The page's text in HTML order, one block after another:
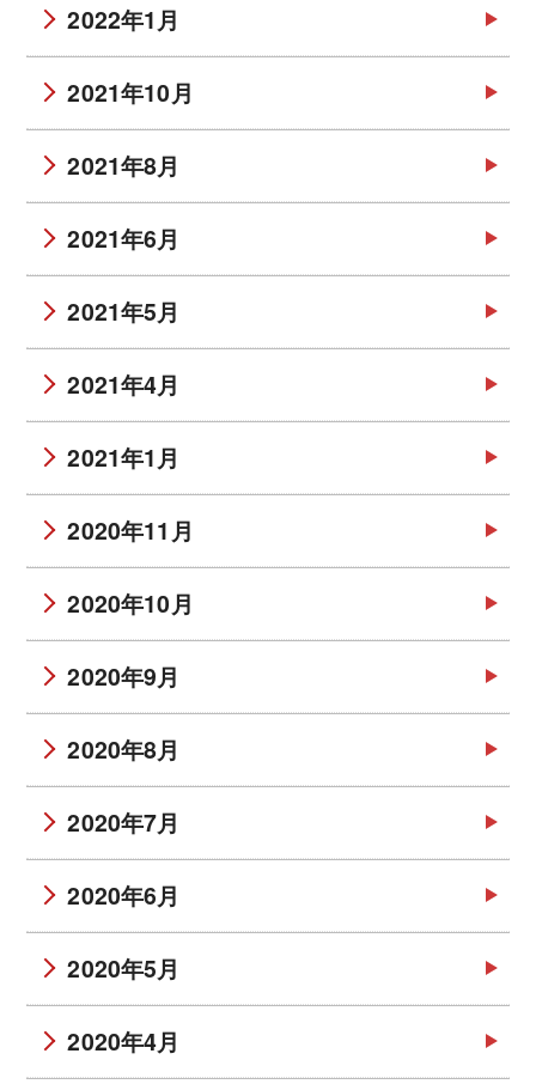
2022年1月
2021年10月
2021年8月
2021年6月
2021年5月
2021年4月
2021年1月
2020年11月
2020年10月
2020年9月
2020年8月
2020年7月
2020年6月
2020年5月
2020年4月